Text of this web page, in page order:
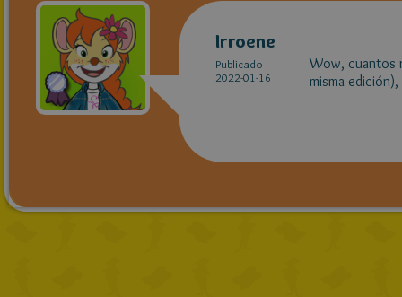
Irroene
Publicado
2022-01-16
Wow, cuantos
misma